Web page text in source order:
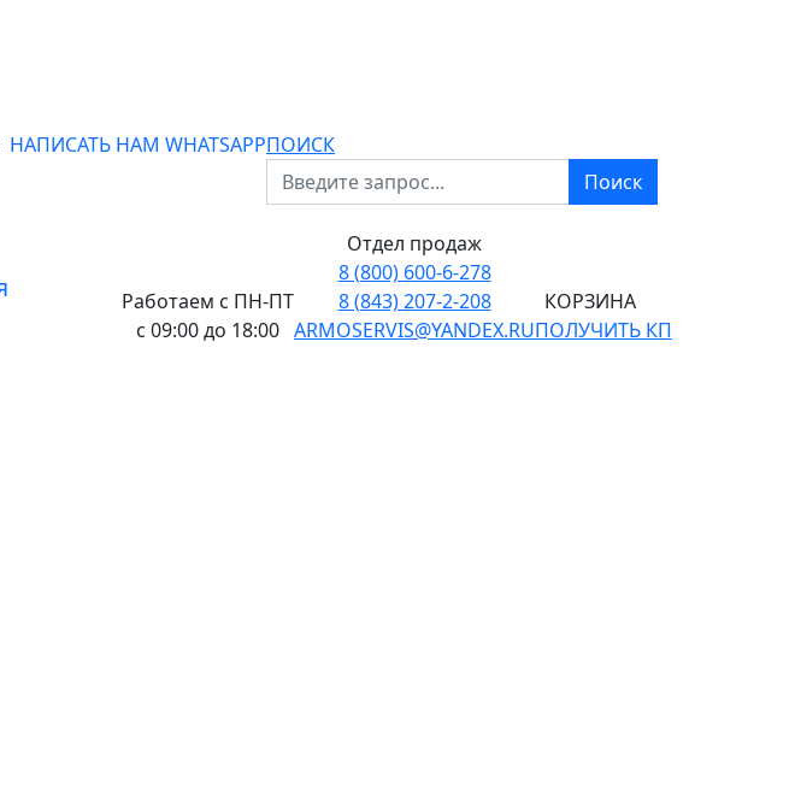
НАПИСАТЬ НАМ WHATSAPPПОИСК
Поиск
Работаем с ПН-ПТ
с 09:00 до 18:00
Отдел продаж
8 (800) 600-6-278
8 (843) 207-2-208
ARMOSERVIS@YANDEX.RU
КОРЗИНА
ПОЛУЧИТЬ КП